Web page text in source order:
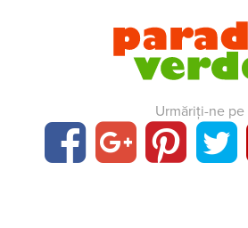
Urmăriți-ne pe